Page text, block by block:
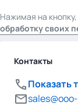
Нажимая на
обработку своих
Контакты
Показать